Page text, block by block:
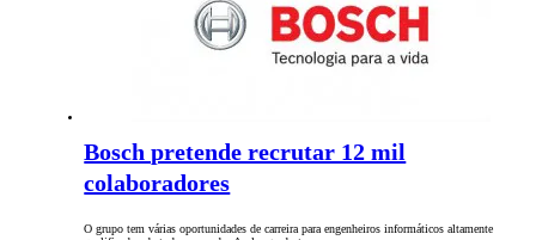
Bosch pretende recrutar 12 mil
colaboradores
O grupo tem várias oportunidades de carreira para engenheiros informáticos altamente